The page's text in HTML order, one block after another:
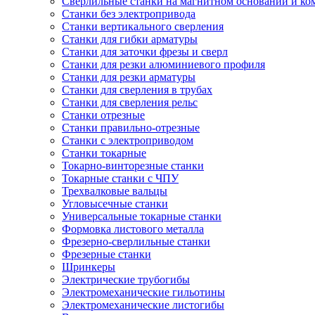
Станки без электропривода
Станки вертикального сверления
Станки для гибки арматуры
Станки для заточки фрезы и сверл
Станки для резки алюминиевого профиля
Станки для резки арматуры
Станки для сверления в трубах
Станки для сверления рельс
Станки отрезные
Станки правильно-отрезные
Станки с электроприводом
Станки токарные
Токарно-винторезные станки
Токарные станки с ЧПУ
Трехвалковые вальцы
Угловысечные станки
Универсальные токарные станки
Формовка листового металла
Фрезерно-сверлильные станки
Фрезерные станки
Шринкеры
Электрические трубогибы
Электромеханические гильотины
Электромеханические листогибы